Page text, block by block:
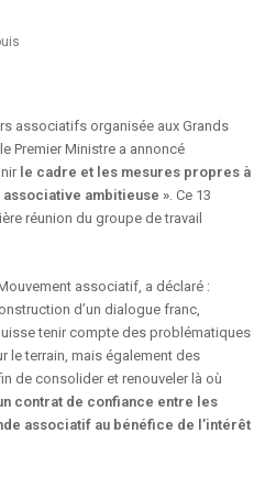
associatifs organisée aux Grands
Premier Ministre a annoncé
le cadre et les mesures propres à
ambitieuse ». Ce 13
réunion du groupe de travail
associatif, a déclaré :
d’un dialogue franc,
tenir compte des problématiques
le terrain, mais également des
de consolider et renouveler là où
contrat de confiance entre les
associatif au bénéfice de l’intérêt